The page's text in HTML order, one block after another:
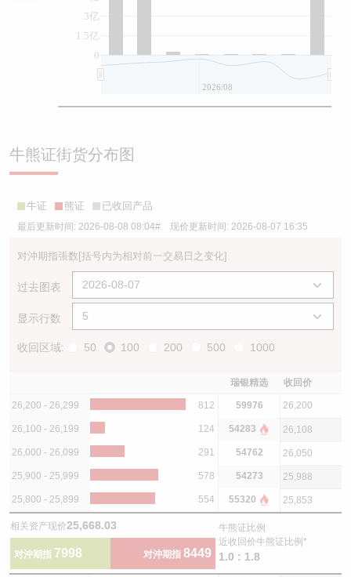
0
1.5亿
3亿
2026/08
牛熊证街货分布图
牛证 熊证 已收回产品
最后更新时间: 2026-08-08 08:04# 现价更新时间: 2026-08-07 16:35
对沖期指張数[括号内为相对前一交易日之变化]
过去图表
显示行数
收回区域: 50 100 200 500 1000
瑞银精选 收回价
26,200 - 26,299 812 59976 26,200
26,100 - 26,199 124 54283 26,108
26,000 - 26,099 291 54762 26,050
25,900 - 25,999 578 54273 25,988
25,800 - 25,899 554 55320 25,853
相关资产现价25,668.03
对沖期指 7998 对沖期指 8449
牛熊证比例
近收回价牛熊证比例*
1.0 : 1.8